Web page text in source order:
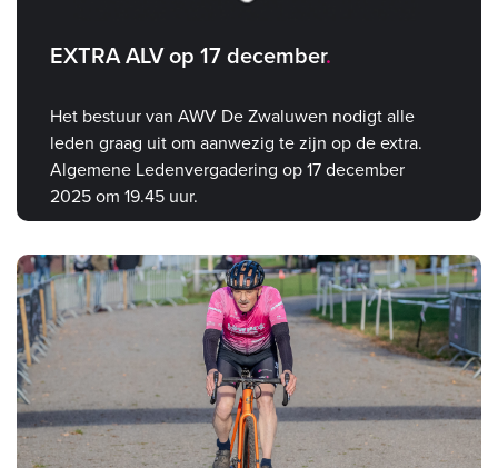
EXTRA ALV op 17 december
Het bestuur van AWV De Zwaluwen nodigt alle
leden graag uit om aanwezig te zijn op de extra.
Algemene Ledenvergadering op 17 december
2025 om 19.45 uur.